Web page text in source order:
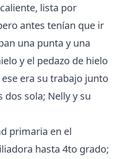
lista por
antes tenían que ir
una punta y una
y el pedazo de hielo
era su trabajo junto
dos sola; Nelly y su
primaria en el
hasta 4to grado;